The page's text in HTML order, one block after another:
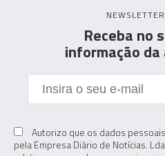
Receba no
informação
Autorizo que os dados
pela Empresa Diário de Notícias.